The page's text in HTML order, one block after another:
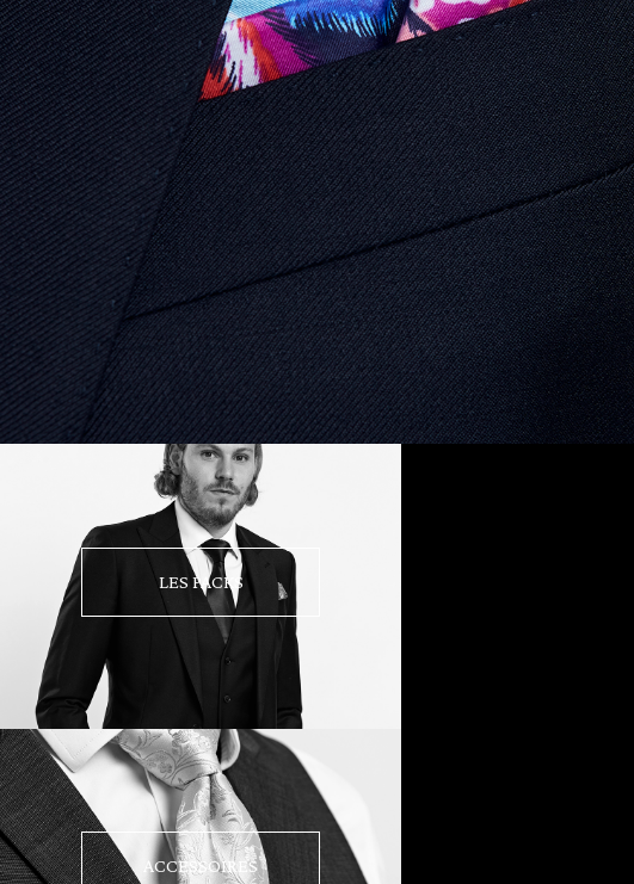
LES PACKS
ACCESSOIRES